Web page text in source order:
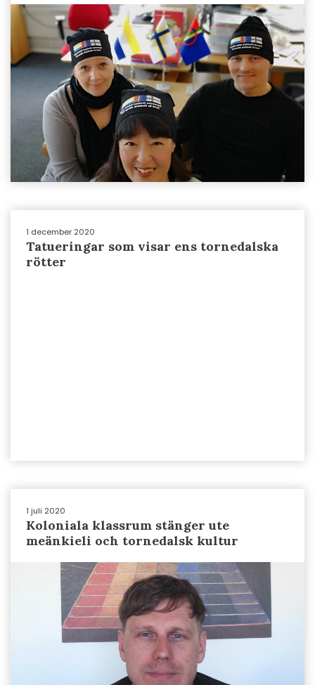
1 december 2020
Tatueringar som visar ens tornedalska
rötter
1 juli 2020
Koloniala klassrum stänger ute
meänkieli och tornedalsk kultur